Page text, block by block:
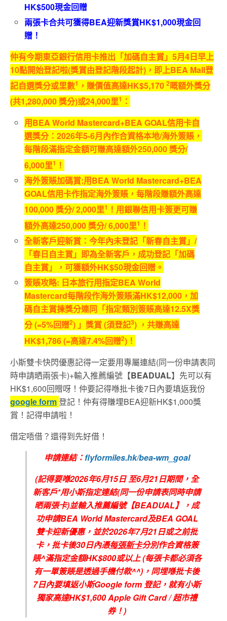
HK$500現金回贈
兩張卡合共可獲得BEA迎新獎賞HK$1,000現金回
贈！
仲有今期東亞銀行信用卡推出「加碼自主賞」 5月4日早上
10點開始登記啦(獎賞由登記階段起計) ，即上BEA Mall登
記自選獎分或里數1 ，賺價值高達HK$5,170 2嘅額外獎分
(共1,280,000獎分)或24,000里1 ：
用BEA World Mastercard+BEA GOAL信用卡自
選獎分：2026年5-6月內作合資格本地/海外簽賬，
每階段滿指定金額可賺高達額外250,000獎分/
6,000里1 ！
海外簽賬加碼賞:用BEA World Mastercard+BEA
GOAL信用卡作指定海外簽賬，每階段賺額外高達
100,000獎分/2,000里1 ！用銀聯信用卡簽更可賺
額外高達250,000獎分/6,000里1 ！
全新客戶迎新賞：今年內未登記「新春自主賞」/
「春日自主賞」即為全新客戶，成功登記「加碼
自主賞」，可獲額外HK$50現金回贈。
簽賬攻略: 日本旅行用指定BEA World
Mastercard每階段作海外簽賬滿HK$12,000，加
碼自主賞揀獎分連同「指定類別簽賬高達12.5X獎
分 (=5%回贈2) 」獎賞 (須登記3) ，共賺高達
HK$1,786 (=高達7.4%回贈2)！
小斯雙卡快閃優惠記得一定要用專屬連結(同一份申請表同
時申請晒兩張卡)+輸入推薦編號【BEADUAL】先可以有
HK$1,600回贈呀！仲要記得喺批卡後7日內要填返我份
google form登記！仲有得賺埋BEA迎新HK$1,000獎
賞！記得申請啦！
借定唔借？還得到先好借！
申請連結：flyformiles.hk/bea-wm_goal
(記得要喺2026年6月15日至6月21日期間，全
新客戶*用小斯指定連結(同一份申請表同時申請
晒兩張卡)並輸入推薦編號【BEADUAL】，成
功申請BEA World Mastercard及BEA GOAL
雙卡迎新優惠，並於2026年7月21日或之前批
卡，批卡後30日內憑每張新卡分別作合資格簽
賬^滿指定金額HK$800或以上(每張卡都必須各
有一單簽賬是透過手機付款^^) ，同埋喺批卡後
7日內要填返小斯Google form 登記，就有小斯
獨家高達HK$1,600 Apple Gift Card /超市禮
券！)